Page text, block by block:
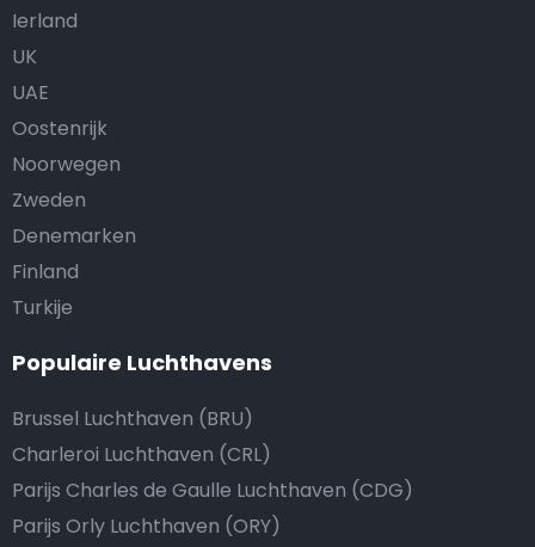
Ierland
UK
UAE
Oostenrijk
Noorwegen
Zweden
Denemarken
Finland
Turkije
Populaire Luchthavens
Brussel Luchthaven (BRU)
Charleroi Luchthaven (CRL)
Parijs Charles de Gaulle Luchthaven (CDG)
Parijs Orly Luchthaven (ORY)